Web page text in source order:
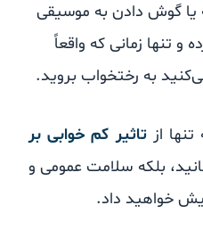
گوش دادن به موسیقی
زمانی که واقعاً
به رختخواب بروید.
از تاثیر کم خوابی بر
بلکه سلامت عمومی و
خواهید داد.